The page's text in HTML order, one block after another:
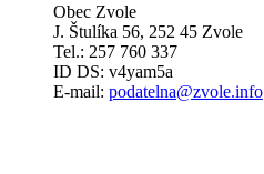
Obec Zvole
J. Štulíka 56, 252 45 Zvole
Tel.: 257 760 337
ID DS: v4yam5a
E-mail: podatelna@zvole.info